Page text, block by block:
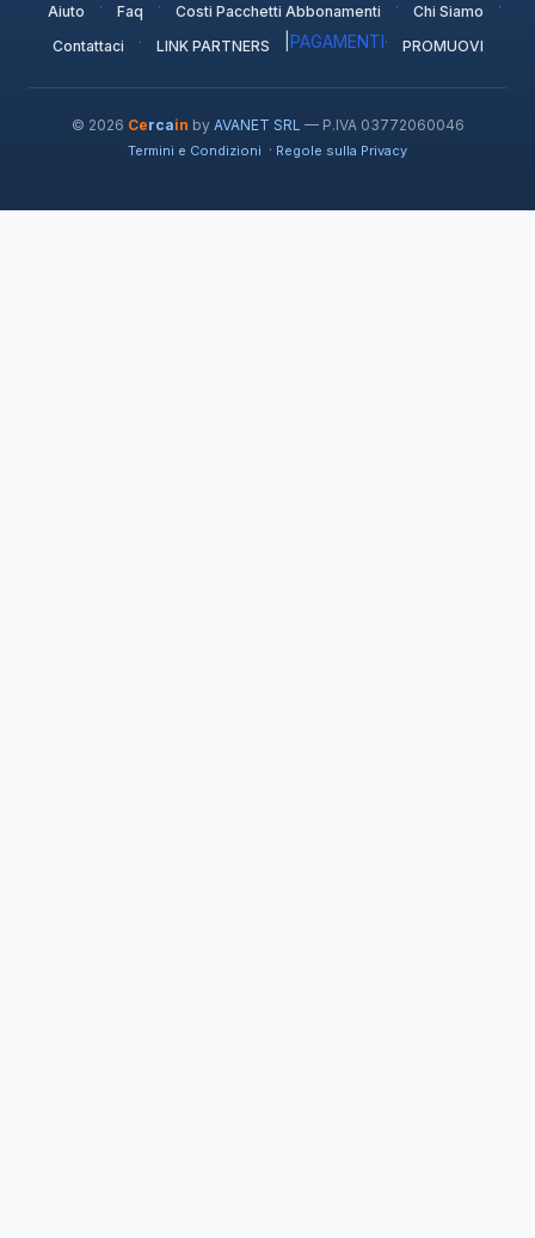
Aiuto · Faq · Costi Pacchetti Abbonamenti · Chi Siamo ·
Contattaci · LINK PARTNERS PAGAMENTI· PROMUOVI
© 2026 Cercain by AVANET SRL — P.IVA 03772060046
Termini e Condizioni · Regole sulla Privacy